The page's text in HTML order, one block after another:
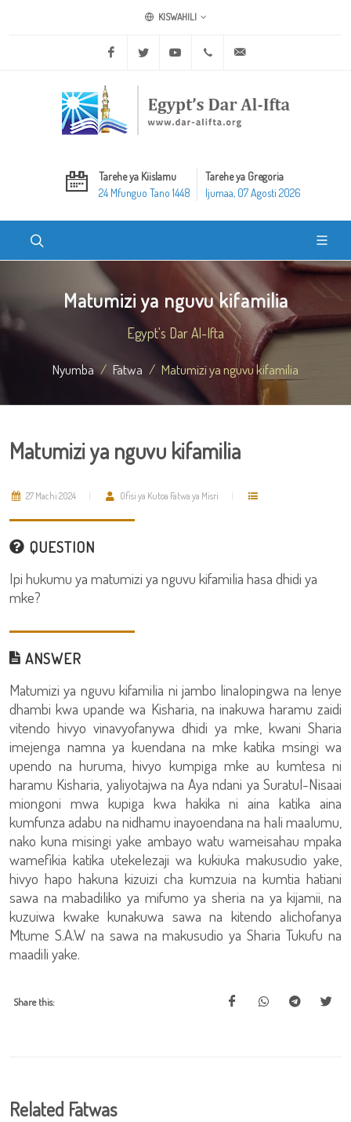
KISWAHILI
Facebook Twitter Youtube +20 2 25970400
Tarehe ya Kiislamu
24 Mfunguo Tano 1448
Tarehe ya Gregoria
Ijumaa, 07 Agosti 2026
Matumizi ya nguvu kifamilia
Egypt's Dar Al-Ifta
Nyumba Fatwa Matumizi ya nguvu kifamilia
Matumizi ya nguvu kifamilia
27 Machi 2024 Ofisi ya Kutoa Fatwa ya Misri
QUESTION
Ipi hukumu ya matumizi ya nguvu kifamilia hasa dhidi ya
mke?
ANSWER
Matumizi ya nguvu kifamilia ni jambo linalopingwa na lenye
dhambi kwa upande wa Kisharia, na inakuwa haramu zaidi
vitendo hivyo vinavyofanywa dhidi ya mke, kwani Sharia
imejenga namna ya kuendana na mke katika msingi wa
upendo na huruma, hivyo kumpiga mke au kumtesa ni
haramu Kisharia, yaliyotajwa na Aya ndani ya Suratul-Nisaai
miongoni mwa kupiga kwa hakika ni aina katika aina
kumfunza adabu na nidhamu inayoendana na hali maalumu,
nako kuna misingi yake ambayo watu wameisahau mpaka
wamefikia katika utekelezaji wa kukiuka makusudio yake,
hivyo hapo hakuna kizuizi cha kumzuia na kumtia hatiani
sawa na mabadiliko ya mifumo ya sheria na ya kijamii, na
kuzuiwa kwake kunakuwa sawa na kitendo alichofanya
Mtume S.A.W na sawa na makusudio ya Sharia Tukufu na
maadili yake.
Share this:
Related Fatwas